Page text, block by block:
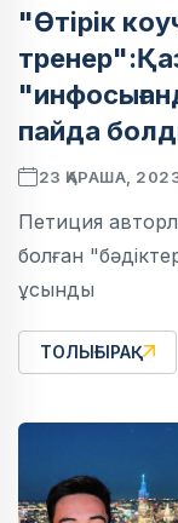
"Өтірік
пайда
23 ҚАРАША,
Петиция
болған
ұсынды
ТОЛЫҒЫРАҚ